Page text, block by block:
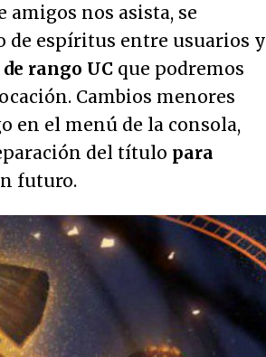
nos asista, se
de espíritus entre usuarios y
rango UC que podremos
Cambios menores
en el menú de la consola,
del título para
futuro.